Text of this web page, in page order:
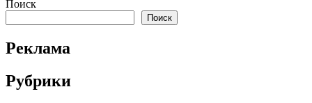
записей
Поиск
Поиск
Реклама
Рубрики